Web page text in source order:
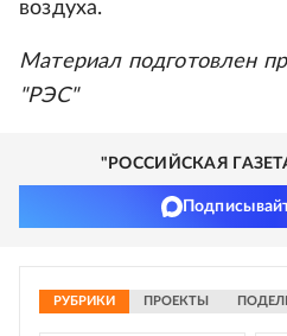
воздуха.
Материал подготовлен
"РЭС"
"РОССИЙСКАЯ
РУБРИКИ ПРОЕКТЫ